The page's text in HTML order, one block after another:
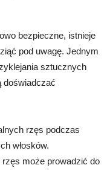
bezpieczne, istnieje
pod uwagę. Jednym
sztucznych
doświadczać
rzęs podczas
włosków.
rzęs może prowadzić do